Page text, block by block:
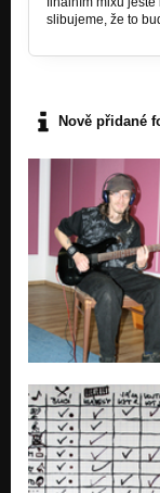
slibujeme, že to
Nově přidané